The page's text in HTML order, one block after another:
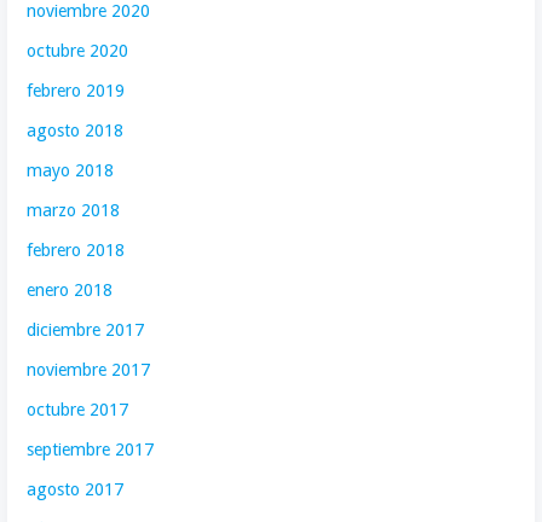
noviembre 2020
octubre 2020
febrero 2019
agosto 2018
mayo 2018
marzo 2018
febrero 2018
enero 2018
diciembre 2017
noviembre 2017
octubre 2017
septiembre 2017
agosto 2017